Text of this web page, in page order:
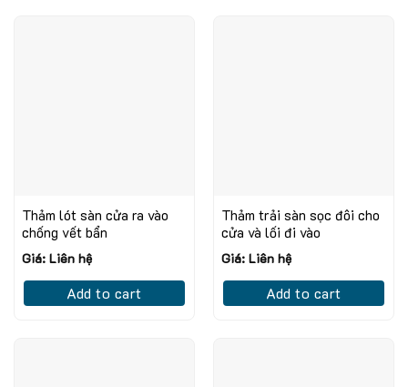
Thảm lót sàn cửa ra vào
chống vết bẩn
Giá: Liên hệ
Add to cart
Thảm trải sàn sọc đôi cho
cửa và lối đi vào
Giá: Liên hệ
Add to cart